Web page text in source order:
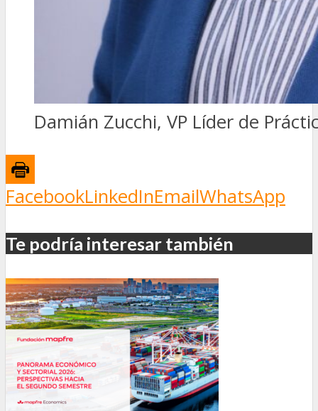
Damián Zucchi, VP Líder de
FacebookLinkedInEmailWhatsApp
Te podría interesar también